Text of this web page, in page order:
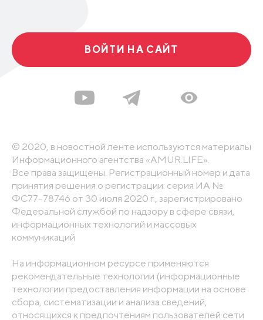
ВОЙТИ НА САЙТ
© 2020, в новостной ленте используются материалы
Информационного агентства «AMUR.LIFE».
Все права защищены. Регистрационный номер и дата
принятия решения о регистрации: серия ИА №
ФС77-78746 от 30 июля 2020 г., зарегистрировано
Федеральной службой по надзору в сфере связи,
информационных технологий и массовых
коммуникаций
На информационном ресурсе применяются
рекомендательные технологии (информационные
технологии предоставления информации на основе
сбора, систематизации и анализа сведений,
относящихся к предпочтениям пользователей сети